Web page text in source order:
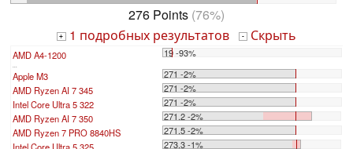
276 Points (76%)
+ 1 подробных результатов - Скрыть
AMD A4-1200 19 -93%
Apple M3
271 -2%
AMD Ryzen AI 7 345
271 -2%
Intel Core Ultra 5 322
271 -2%
AMD Ryzen AI 7 350
271.2 -2%
AMD Ryzen 7 PRO 8840HS
271.5 -2%
Intel Core Ultra 5 325
273.3 -1%